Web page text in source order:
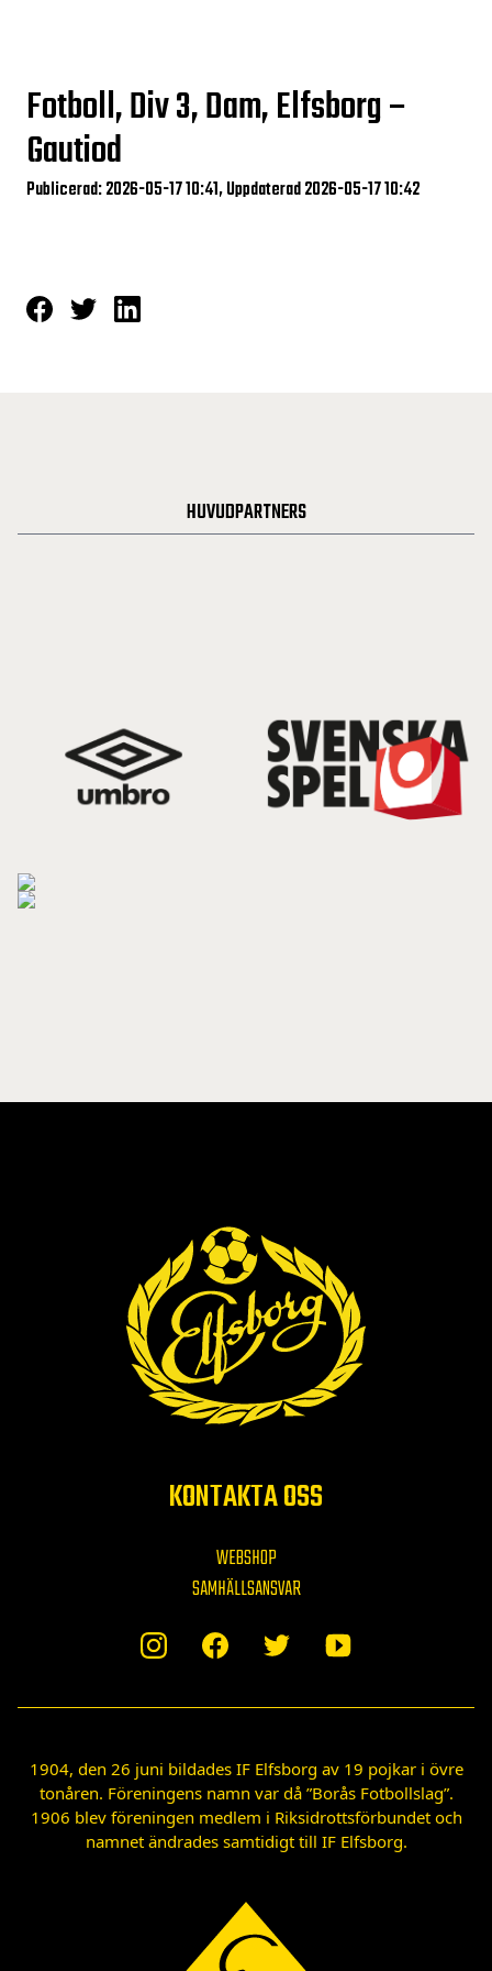
Fotboll, Div 3, Dam, Elfsborg –
Gautiod
Publicerad: 2026-05-17 10:41, Uppdaterad 2026-05-17 10:42
HUVUDPARTNERS
KONTAKTA OSS
WEBSHOP
SAMHÄLLSANSVAR
1904, den 26 juni bildades IF Elfsborg av 19 pojkar i övre
tonåren. Föreningens namn var då ”Borås Fotbollslag”.
1906 blev föreningen medlem i Riksidrottsförbundet och
namnet ändrades samtidigt till IF Elfsborg.